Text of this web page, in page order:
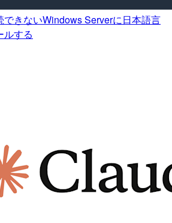
できないWindows Serverに日本語言
ルする